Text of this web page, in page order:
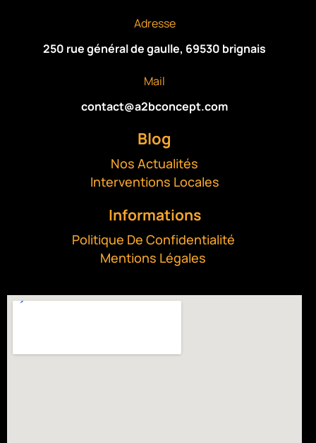
Adresse
250 rue général de gaulle, 69530 brignais
Mail
contact@a2bconcept.com
Blog
Nos Actualités
Interventions Locales
Informations
Politique De Confidentialité
Mentions Légales